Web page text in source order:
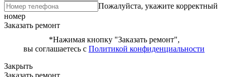
Пожалуйста, укажите корректный
номер
Заказать ремонт
*Нажимая кнопку "Заказать ремонт",
вы соглашаетесь с Политикой конфиденциальности
Закрыть
Заказать ремонт